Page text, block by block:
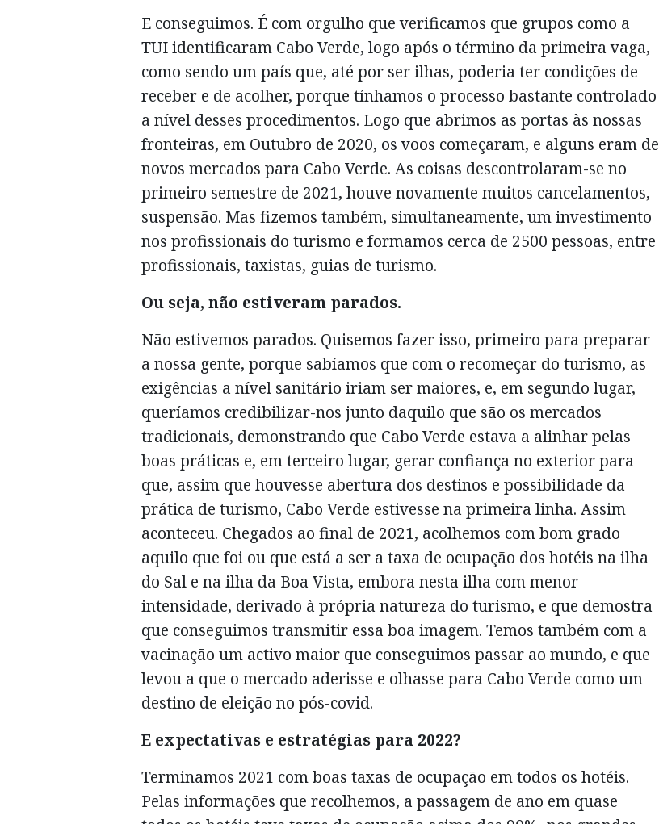
E conseguimos. É com orgulho que verificamos que grupos como a
TUI identificaram Cabo Verde, logo após o término da primeira vaga,
como sendo um país que, até por ser ilhas, poderia ter condições de
receber e de acolher, porque tínhamos o processo bastante controlado
a nível desses procedimentos. Logo que abrimos as portas às nossas
fronteiras, em Outubro de 2020, os voos começaram, e alguns eram de
novos mercados para Cabo Verde. As coisas descontrolaram-se no
primeiro semestre de 2021, houve novamente muitos cancelamentos,
suspensão. Mas fizemos também, simultaneamente, um investimento
nos profissionais do turismo e formamos cerca de 2500 pessoas, entre
profissionais, taxistas, guias de turismo.
Ou seja, não estiveram parados.
Não estivemos parados. Quisemos fazer isso, primeiro para preparar
a nossa gente, porque sabíamos que com o recomeçar do turismo, as
exigências a nível sanitário iriam ser maiores, e, em segundo lugar,
queríamos credibilizar-nos junto daquilo que são os mercados
tradicionais, demonstrando que Cabo Verde estava a alinhar pelas
boas práticas e, em terceiro lugar, gerar confiança no exterior para
que, assim que houvesse abertura dos destinos e possibilidade da
prática de turismo, Cabo Verde estivesse na primeira linha. Assim
aconteceu. Chegados ao final de 2021, acolhemos com bom grado
aquilo que foi ou que está a ser a taxa de ocupação dos hotéis na ilha
do Sal e na ilha da Boa Vista, embora nesta ilha com menor
intensidade, derivado à própria natureza do turismo, e que demostra
que conseguimos transmitir essa boa imagem. Temos também com a
vacinação um activo maior que conseguimos passar ao mundo, e que
levou a que o mercado aderisse e olhasse para Cabo Verde como um
destino de eleição no pós-covid.
E expectativas e estratégias para 2022?
Terminamos 2021 com boas taxas de ocupação em todos os hotéis.
Pelas informações que recolhemos, a passagem de ano em quase